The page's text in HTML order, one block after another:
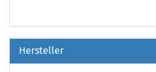
Hersteller